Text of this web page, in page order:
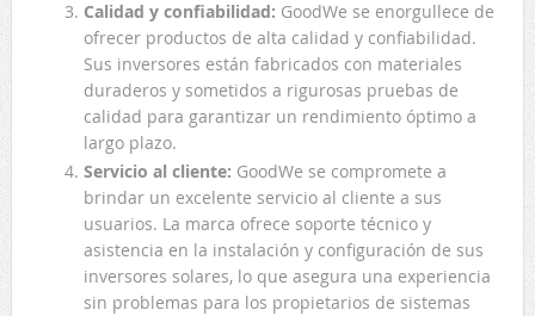
Calidad y confiabilidad: GoodWe se enorgullece de
ofrecer productos de alta calidad y confiabilidad.
Sus inversores están fabricados con materiales
duraderos y sometidos a rigurosas pruebas de
calidad para garantizar un rendimiento óptimo a
largo plazo.
Servicio al cliente: GoodWe se compromete a
brindar un excelente servicio al cliente a sus
usuarios. La marca ofrece soporte técnico y
asistencia en la instalación y configuración de sus
inversores solares, lo que asegura una experiencia
sin problemas para los propietarios de sistemas